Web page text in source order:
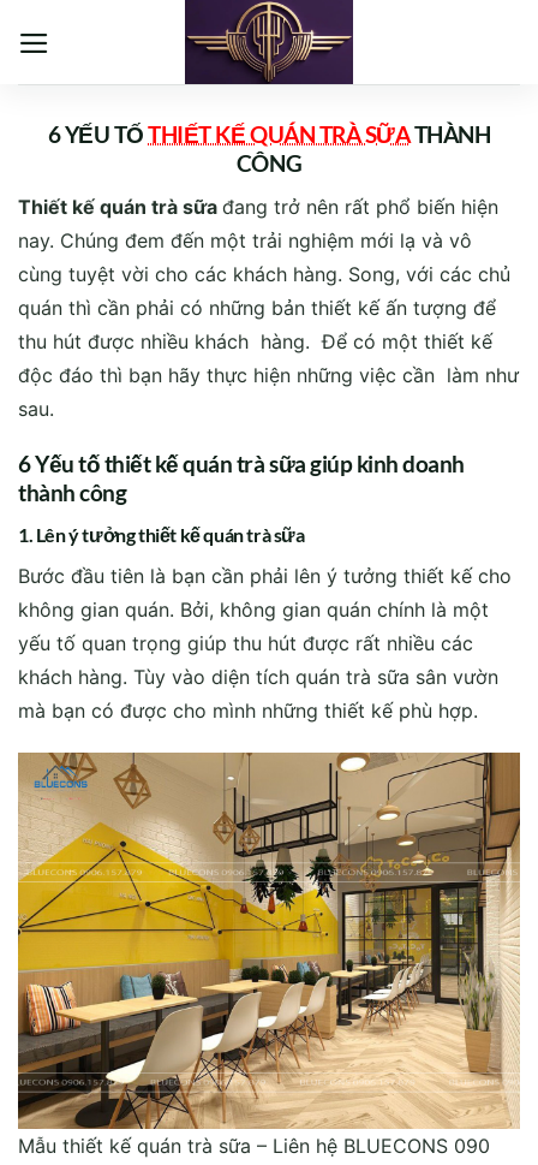
qua
6 YẾU TỐTHIẾT KẾ QUÁN TRÀ SỮATHÀNH
CÔNG
Thiết kế quán trà sữa đang trở nên rất phổ biến hiện
nay. Chúng đem đến một trải nghiệm mới lạ và vô
cùng tuyệt vời cho các khách hàng. Song, với các chủ
quán thì cần phải có những bản thiết kế ấn tượng để
thu hút được nhiều khách hàng. Để có một thiết kế
độc đáo thì bạn hãy thực hiện những việc cần làm như
sau.
6 Yếu tố thiết kế quán trà sữa giúp kinh doanh
thành công
1. Lên ý tưởng thiết kế quán trà sữa
Bước đầu tiên là bạn cần phải lên ý tưởng thiết kế cho
không gian quán. Bởi, không gian quán chính là một
yếu tố quan trọng giúp thu hút được rất nhiều các
khách hàng. Tùy vào diện tích quán trà sữa sân vườn
mà bạn có được cho mình những thiết kế phù hợp.
Mẫu thiết kế quán trà sữa – Liên hệ BLUECONS 090